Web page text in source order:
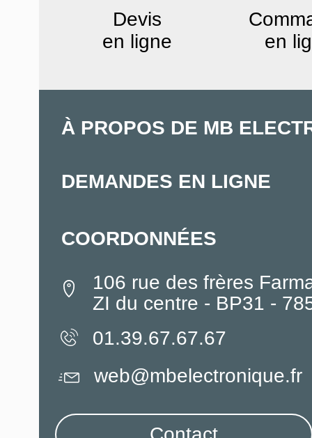
Devis
en ligne
en
À PROPOS DE MB
DEMANDES EN LIGNE
COORDONNÉES
106 rue des frères
ZI du centre - BP31 -
01.39.67.67.67
web@mbelectronique.fr